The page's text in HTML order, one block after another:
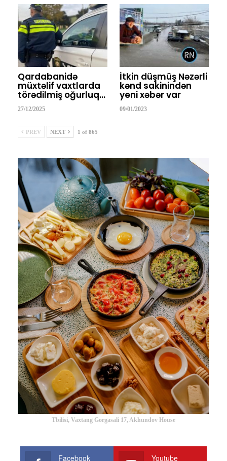
Qardabanidə
müxtəlif vaxtlarda
törədilmiş oğurluq…
27/12/2025
İtkin düşmüş Nəzərli
kənd sakinindən
yeni xəbər var
09/01/2023
PREV NEXT 1 of 865
Tbilisi, Vaxtang Gorgasali 17, Akhundov House
Facebook Youtube